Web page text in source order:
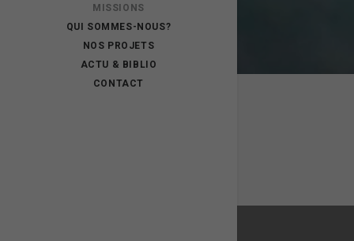
MISSIONS
QUI SOMMES-NOUS?
NOS PROJETS
ACTU & BIBLIO
CONTACT